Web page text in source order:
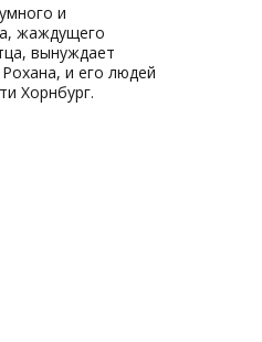
и
жаждущего
вынуждает
и его людей
Хорнбург.